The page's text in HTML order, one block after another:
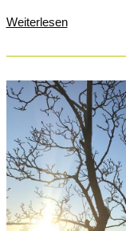
Weiterlesen